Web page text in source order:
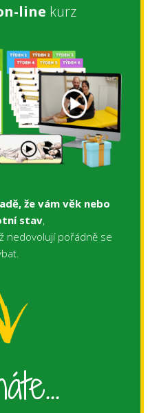
line kurz
že vám věk nebo
stav,
nedovolují pořádně se